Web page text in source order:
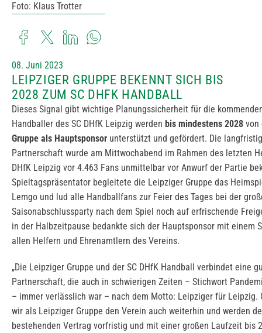
Foto: Klaus Trotter
08. Juni 2023
LEIPZIGER GRUPPE BEKENNT SICH BIS
2028 ZUM SC DHFK HANDBALL
Dieses Signal gibt wichtige Planungssicherheit für die
Handballer des SC DHfK Leipzig werden bis mindestens 2028
Gruppe als Hauptsponsor unterstützt und gefördert. Die
Partnerschaft wurde am Mittwochabend im Rahmen des letzten
DHfK Leipzig vor 4.463 Fans unmittelbar vor Anwurf der Partie
Spieltagspräsentator begleitete die Leipziger Gruppe das
Lemgo und lud alle Handballfans zur Feier des Tages bei der
Saisonabschlussparty nach dem Spiel noch auf erfrischende
in der Halbzeitpause bedankte sich der Hauptsponsor mit einem
allen Helfern und Ehrenamtlern des Vereins.
„Die Leipziger Gruppe und der SC DHfK Handball verbindet eine
Partnerschaft, die auch in schwierigen Zeiten – Stichwort
– immer verlässlich war – nach dem Motto: Leipziger für Leipzig.
wir als Leipziger Gruppe den Verein auch weiterhin und werden
bestehenden Vertrag vorfristig und mit einer großen Laufzeit bis